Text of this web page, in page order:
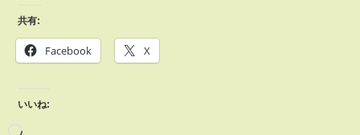
共有:
Facebook X
いいね: